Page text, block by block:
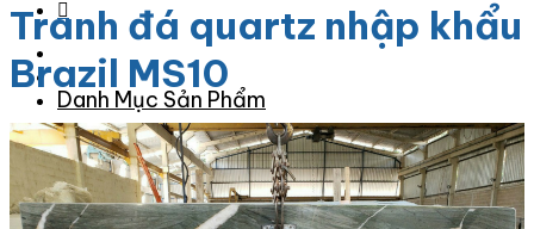
Danh Mục Sản Phẩm
Đá Granite
Đá Granite Màu Vàng
Tranh đá quartz nhập khẩu
Brazil MS10